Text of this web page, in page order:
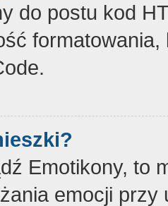
do postu kod
Emotikony, to
emocji